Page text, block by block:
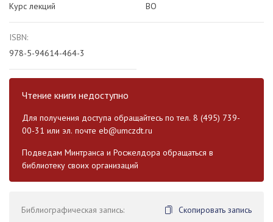
Курс лекций
ВО
ISBN:
978-5-94614-464-3
Чтение книги недоступно
Для получения доступа обращайтесь по тел. 8 (495) 739-
00-31 или эл. почте eb@umczdt.ru
Подведам Минтранса и Росжелдора обращаться в
библиотеку своих организаций
Библиографическая запись:
Скопировать запись